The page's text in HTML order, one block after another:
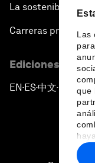
Las
que
La sostenibilidad en
Carreras
Ediciones en
EN ▪ES▪中文▪ 日本語